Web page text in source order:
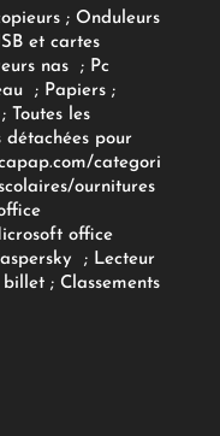
; Onduleurs
et cartes
nas ; Pc
; Papiers;
Toutes les
détachées pour
categori
ournitures
office
; Lecteur
billet; Classements